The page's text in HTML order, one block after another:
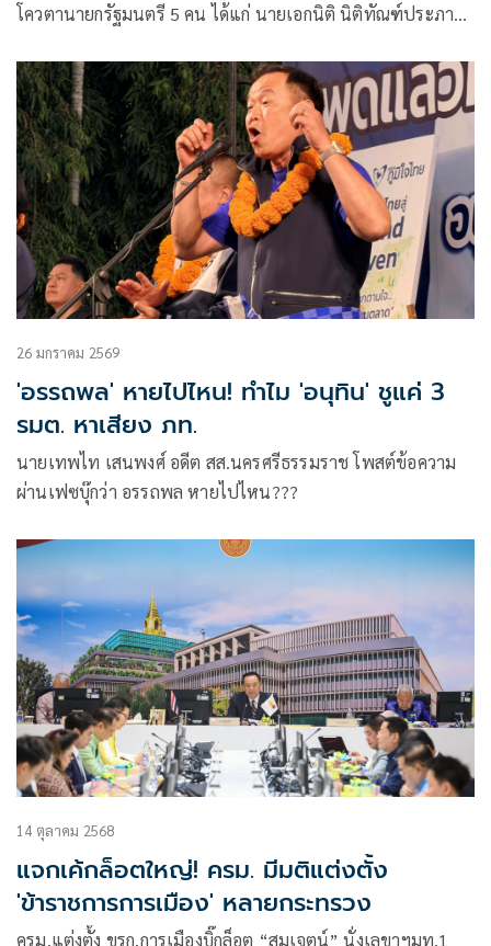
โควตานายกรัฐมนตรี 5 คน ได้แก่ นายเอกนิติ นิติทัณฑ์ประภาศ
ศักดิ์ พวงเกตุแก้ว รองนายกรัฐมนตรี
26 มกราคม 2569
'อรรถพล' หายไปไหน! ทำไม 'อนุทิน' ชูแค่ 3
รมต. หาเสียง ภท.
นายเทพไท เสนพงศ์ อดีต สส.นครศรีธรรมราช โพสต์ข้อความ
ผ่านเฟซบุ๊กว่า อรรถพล หายไปไหน???
14 ตุลาคม 2568
แจกเค้กล็อตใหญ่! ครม. มีมติแต่งตั้ง
'ข้าราชการการเมือง' หลายกระทรวง
ครม.แต่งตั้ง ขรก.การเมืองบิ๊กล็อต “สมเจตน์” นั่งเลขาฯมท.1